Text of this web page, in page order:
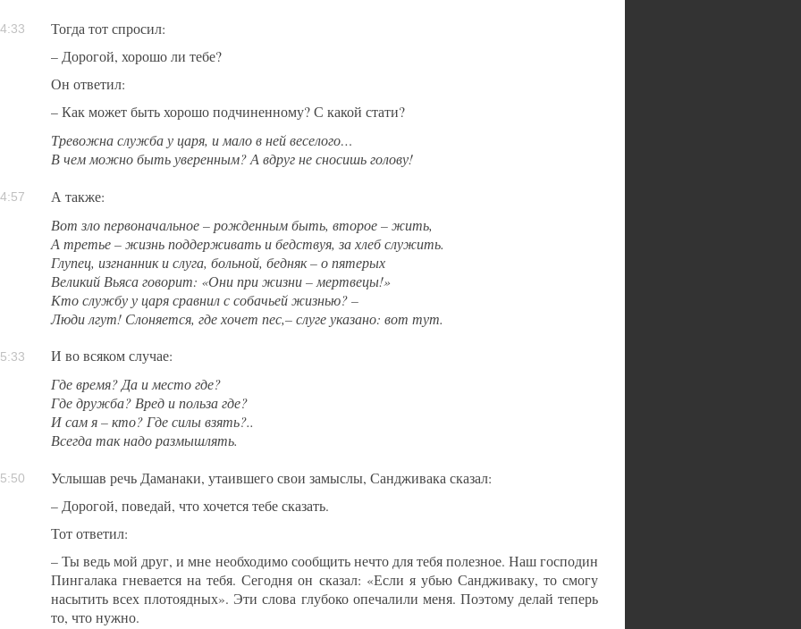
Тогда тот спросил:
– Дорогой, хорошо ли тебе?
Он ответил:
– Как может быть хорошо подчиненному? С какой стати?
Тревожна служба у царя, и мало в ней веселого…
В чем можно быть уверенным? А вдруг не сносишь голову!
А также:
Вот зло первоначальное – рожденным быть, второе – жить,
А третье – жизнь поддерживать и бедствуя, за хлеб служить.
Глупец, изгнанник и слуга, больной, бедняк – о пятерых
Великий Вьяса говорит: «Они при жизни – мертвецы!»
Кто службу у царя сравнил с собачьей жизнью? –
Люди лгут! Слоняется, где хочет пес,– слуге указано: вот тут.
И во всяком случае:
Где время? Да и место где?
Где дружба? Вред и польза где?
И сам я – кто? Где силы взять?..
Всегда так надо размышлять.
Услышав речь Даманаки, утаившего свои замыслы, Сандживака сказал:
– Дорогой, поведай, что хочется тебе сказать.
Тот ответил:
– Ты ведь мой друг, и мне необходимо сообщить нечто для тебя полезное. Наш господин
Пингалака гневается на тебя. Сегодня он сказал: «Если я убью Сандживаку, то смогу
насытить всех плотоядных». Эти слова глубоко опечалили меня. Поэтому делай теперь
то, что нужно.